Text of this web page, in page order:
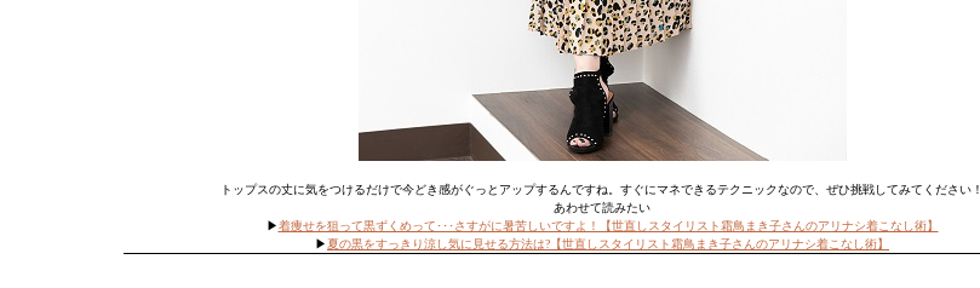
トップスの丈に気をつけるだけで今どき感がぐっとアップするんですね。すぐにマネできるテクニックなので、ぜひ挑戦してみてください！
あわせて読みたい
▶着痩せを狙って黒ずくめって･･･さすがに暑苦しいですよ！【世直しスタイリスト霜鳥まき子さんのアリナシ着こなし術】
▶夏の黒をすっきり涼し気に見せる方法は?【世直しスタイリスト霜鳥まき子さんのアリナシ着こなし術】